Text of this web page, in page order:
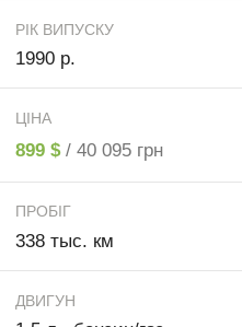
РІК ВИПУСКУ
1990 р.
ЦІНА
899 $ / 40 095 грн
ПРОБІГ
338 тыс. км
ДВИГУН